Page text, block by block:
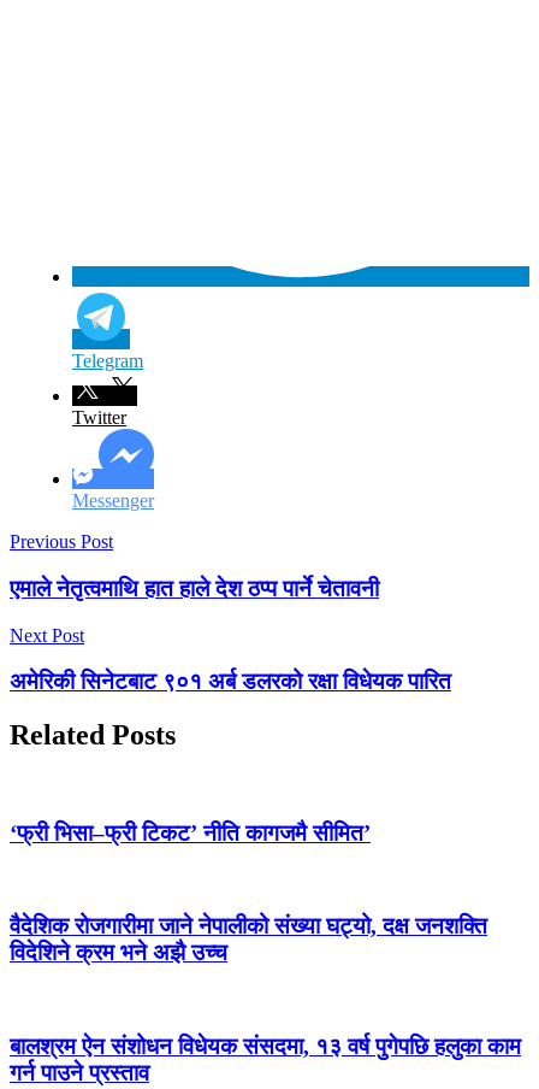
Telegram
Twitter
Messenger
Previous Post
एमाले नेतृत्वमाथि हात हाले देश ठप्प पार्ने चेतावनी
Next Post
अमेरिकी सिनेटबाट ९०१ अर्ब डलरको रक्षा विधेयक पारित
Related Posts
‘फ्री भिसा–फ्री टिकट’ नीति कागजमै सीमित’
वैदेशिक रोजगारीमा जाने नेपालीको संख्या घट्यो, दक्ष जनशक्ति
विदेशिने क्रम भने अझै उच्च
बालश्रम ऐन संशोधन विधेयक संसदमा, १३ वर्ष पुगेपछि हलुका काम
गर्न पाउने प्रस्ताव